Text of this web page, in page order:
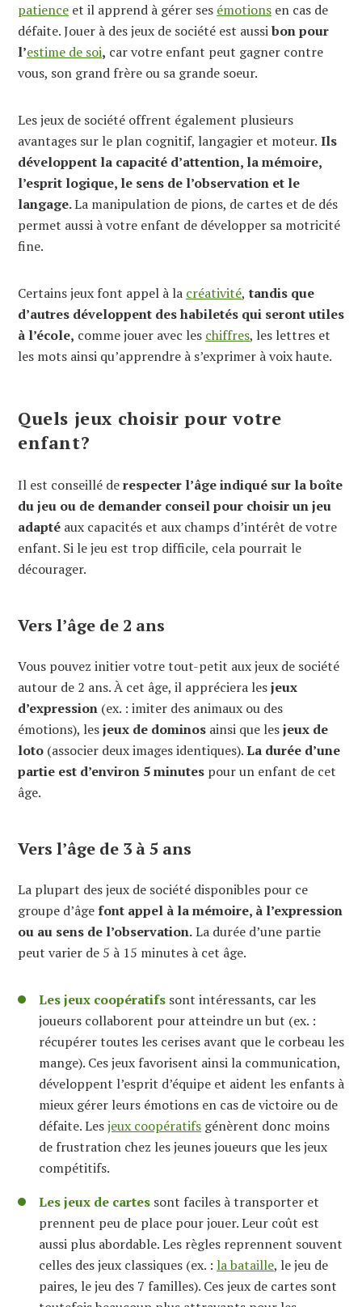
patience et il apprend à gérer ses émotions en cas de
défaite. Jouer à des jeux de société est aussibon pour
l’estime de soi, car votre enfant peut gagner contre
vous, son grand frère ou sa grande soeur.
Les jeux de société offrent également plusieurs
avantages sur le plan cognitif, langagier et moteur. Ils
développent la capacité d’attention, la mémoire,
l’esprit logique, le sens de l’observation et le
langage.La manipulation de pions, de cartes et de dés
permet aussi à votre enfant de développer sa motricité
fine.
Certains jeux font appel à la créativité, tandis que
d’autres développent des habiletés qui seront utiles
à l’école, comme jouer avec les chiffres, les lettres et
les mots ainsi qu’apprendre à s’exprimer à voix haute.
Quels jeux choisir pour votre
enfant?
Il est conseillé derespecter l’âge indiqué sur la boîte
du jeu ou de demander conseil pour choisir un jeu
adapté aux capacités et aux champs d’intérêt de votre
enfant. Si le jeu est trop difficile, cela pourrait le
décourager.
Vers l’âge de 2 ans
Vous pouvez initier votre tout-petit aux jeux de société
autour de 2 ans. À cet âge, il appréciera lesjeux
d’expression (ex. : imiter des animaux ou des
émotions), lesjeux de dominos ainsi que lesjeux de
loto (associer deux images identiques).La durée d’une
partie est d’environ 5 minutes pour un enfant de cet
âge.
Vers l’âge de 3 à 5 ans
La plupart des jeux de société disponibles pour ce
groupe d’âgefont appel à la mémoire, à l’expression
ou au sens de l’observation.La durée d’une partie
peut varier de 5 à 15 minutes à cet âge.
Les jeux coopératifs sont intéressants, car les
joueurs collaborent pour atteindre un but (ex. :
récupérer toutes les cerises avant que le corbeau les
mange). Ces jeux favorisent ainsi la communication,
développent l’esprit d’équipe et aident les enfants à
mieux gérer leurs émotions en cas de victoire ou de
défaite. Lesjeux coopératifs génèrent donc moins
de frustration chez les jeunes joueurs que les jeux
compétitifs.
Les jeux de cartes sont faciles à transporter et
prennent peu de place pour jouer. Leur coût est
aussi plus abordable. Les règles reprennent souvent
celles des jeux classiques (ex. : la bataille, le jeu de
paires, le jeu des 7 familles). Ces jeux de cartes sont